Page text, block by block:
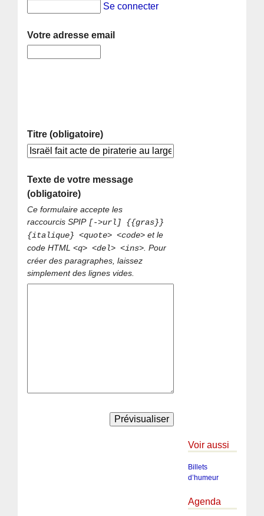
Se connecter
Votre adresse email
Titre (obligatoire)
Texte de votre message
(obligatoire)
Ce formulaire accepte les
raccourcis SPIP [->url] {{gras}}
{italique} <quote> <code> et le
code HTML<q> <del> <ins> . Pour
créer des paragraphes, laissez
simplement des lignes vides.
Voir aussi
Billets
d’humeur
Agenda